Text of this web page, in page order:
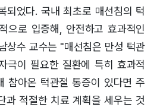
되었다. 국내 최초로 매선침의 턱
으로 입증해, 안전하고 효과적인
상수 교수는 "매선침은 만성 턱관
극이 필요한 질환에 특히 효과적
참아온 턱관절 통증이 있다면 주
과 적절한 치료 계획을 세우는 것